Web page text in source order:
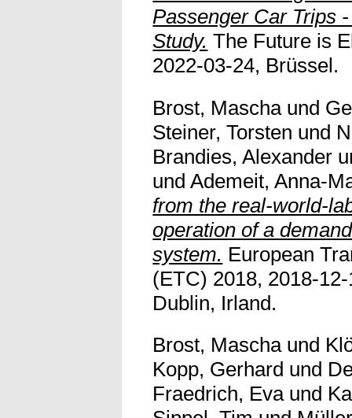
Passenger Car Trips
Study. The Future is
2022-03-24, Brüssel.
Brost, Maschaund
Steiner, Torsten und
Brandies, Alexander
undAdemeit, Anna-
from the real-world-
operation of a
system. European
(ETC) 2018, 2018-
Dublin, Irland.
Brost, Maschaund
Kopp, Gerhard und
Fraedrich, Evaund